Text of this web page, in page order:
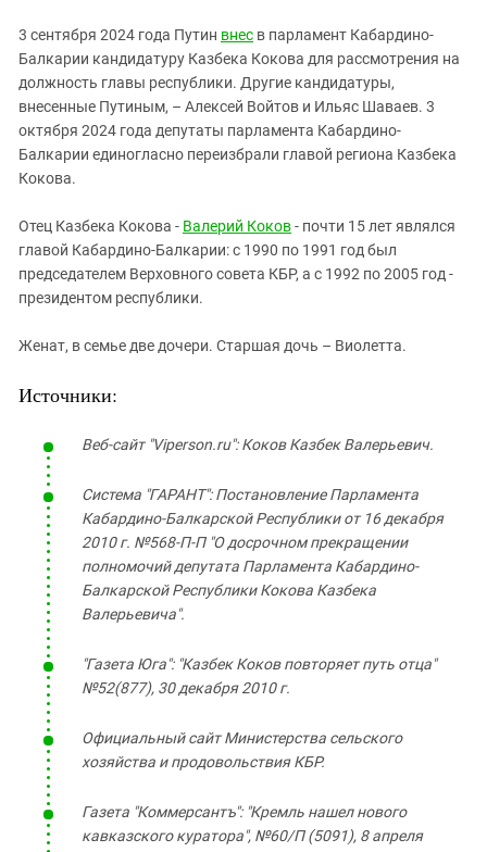
3 сентября 2024 года Путин внес в парламент Кабардино-
Балкарии кандидатуру Казбека Кокова для рассмотрения на
должность главы республики. Другие кандидатуры,
внесенные Путиным, – Алексей Войтов и Ильяс Шаваев. 3
октября 2024 года депутаты парламента Кабардино-
Балкарии единогласно переизбрали главой региона Казбека
Кокова.
Отец Казбека Кокова - Валерий Коков- почти 15 лет являлся
главой Кабардино-Балкарии: с 1990 по 1991 год был
председателем Верховного совета КБР, а с 1992 по 2005 год -
президентом республики.
Женат, в семье две дочери. Старшая дочь – Виолетта.
Источники:
Веб-сайт "Viperson.ru": Коков Казбек Валерьевич.
Система "ГАРАНТ": Постановление Парламента
Кабардино-Балкарской Республики от 16 декабря
2010 г. №568-П-П "О досрочном прекращении
полномочий депутата Парламента Кабардино-
Балкарской Республики Кокова Казбека
Валерьевича".
"Газета Юга": "Казбек Коков повторяет путь отца"
№52(877), 30 декабря 2010 г.
Официальный сайт Министерства сельского
хозяйства и продовольствия КБР.
Газета "Коммерсантъ": "Кремль нашел нового
кавказского куратора", №60/П (5091), 8 апреля